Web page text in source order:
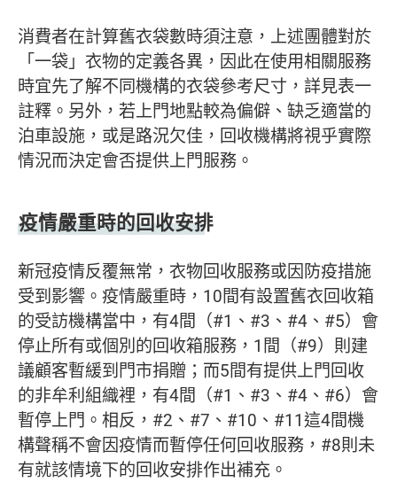
消費者在計算舊衣袋數時須注意，上述團體對於
「一袋」衣物的定義各異，因此在使用相關服務
時宜先了解不同機構的衣袋參考尺寸，詳見表一
註釋。另外，若上門地點較為偏僻、缺乏適當的
泊車設施，或是路況欠佳，回收機構將視乎實際
情況而決定會否提供上門服務。
疫情嚴重時的回收安排
新冠疫情反覆無常，衣物回收服務或因防疫措施
受到影響。疫情嚴重時，10間有設置舊衣回收箱
的受訪機構當中，有4間（#1、#3、#4、#5）會
停止所有或個別的回收箱服務，1間（#9）則建
議顧客暫緩到門市捐贈；而5間有提供上門回收
的非牟利組織裡，有4間（#1、#3、#4、#6）會
暫停上門。相反，#2、#7、#10、#11這4間機
構聲稱不會因疫情而暫停任何回收服務，#8則未
有就該情境下的回收安排作出補充。